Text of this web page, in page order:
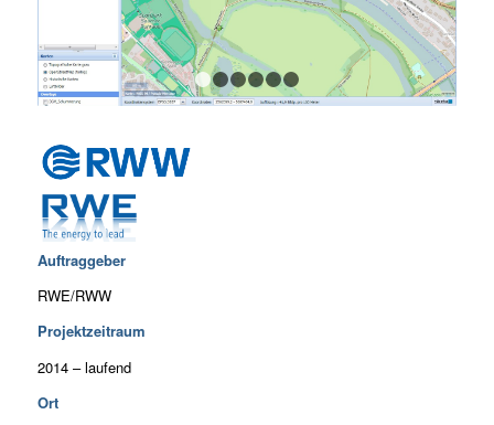
1 2 3 4 5 6
Auftraggeber
RWE/RWW
Projektzeitraum
2014 – laufend
Ort